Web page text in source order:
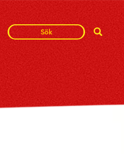
Search
Term
Search